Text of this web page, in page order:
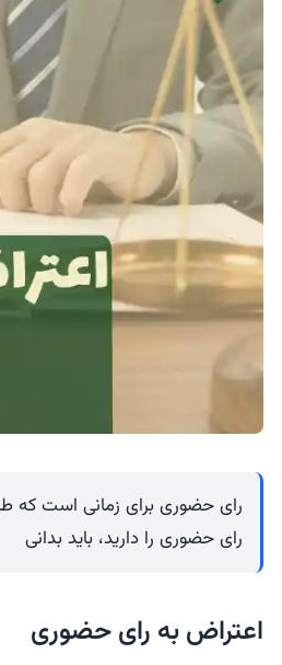
رای حضوری برای زمانی است که
رای حضوری را دارید، باید بدانی
اعتراض به رای حضوری